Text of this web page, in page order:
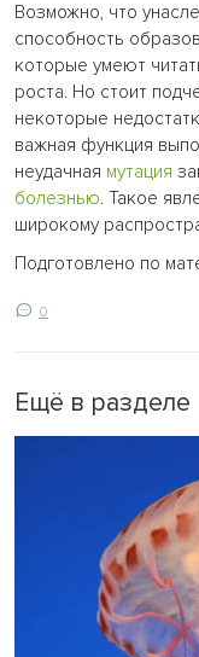
Возможно, что
способность
которые умеют
роста. Но стоит
некоторые
важная функция
неудачная мутация
болезнью. Такое
широкому
Подготовлено по
0
Ещё в разделе